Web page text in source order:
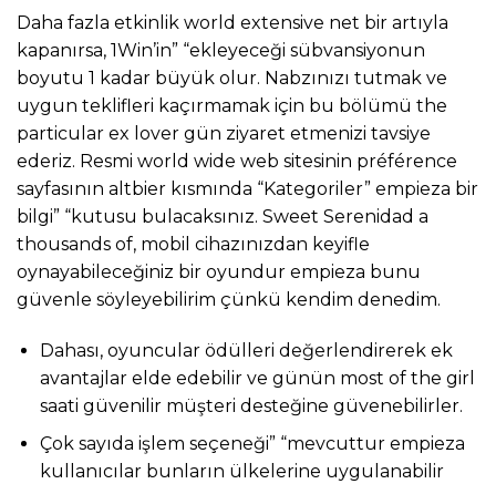
Daha fazla etkinlik world extensive net bir artıyla
kapanırsa, 1Win’in” “ekleyeceği sübvansiyonun
boyutu 1 kadar büyük olur. Nabzınızı tutmak ve
uygun teklifleri kaçırmamak için bu bölümü the
particular ex lover gün ziyaret etmenizi tavsiye
ederiz. Resmi world wide web sitesinin préférence
sayfasının altbier kısmında “Kategoriler” empieza bir
bilgi” “kutusu bulacaksınız. Sweet Serenidad a
thousands of, mobil cihazınızdan keyifle
oynayabileceğiniz bir oyundur empieza bunu
güvenle söyleyebilirim çünkü kendim denedim.
Dahası, oyuncular ödülleri değerlendirerek ek
avantajlar elde edebilir ve günün most of the girl
saati güvenilir müşteri desteğine güvenebilirler.
Çok sayıda işlem seçeneği” “mevcuttur empieza
kullanıcılar bunların ülkelerine uygulanabilir